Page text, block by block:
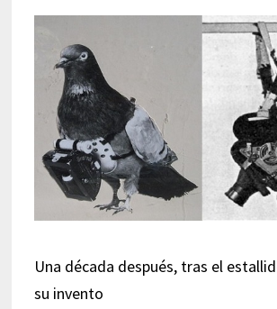
Una década después, tras el
su invento